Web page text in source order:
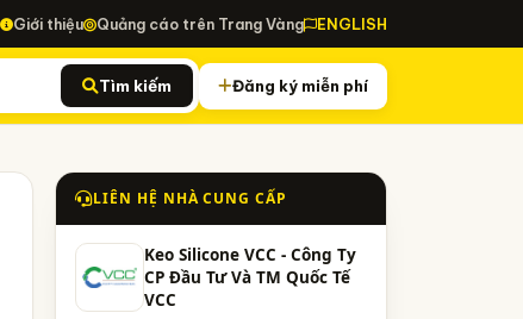
Giới thiệu Quảng cáo trên Trang Vàng ENGLISH
Tìm kiếm Đăng ký miễn phí
LIÊN HỆ NHÀ CUNG CẤP
Keo Silicone VCC - Công Ty
CP Đầu Tư Và TM Quốc Tế
VCC